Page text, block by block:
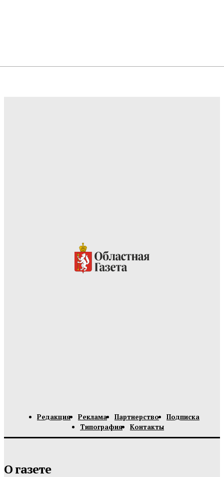
Редакция Реклама Партнерство
Подписка
Типография
Контакты
О газете